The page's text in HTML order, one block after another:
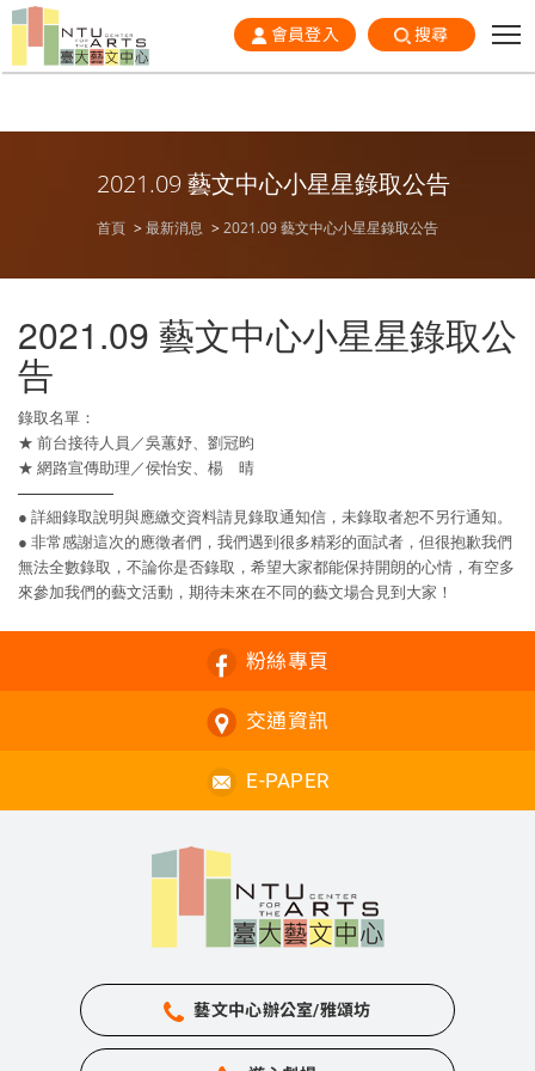
會員登入 搜尋
2021.09 藝文中心小星星錄取公告
首頁 最新消息 2021.09 藝文中心小星星錄取公告
2021.09 藝文中心小星星錄取公
告
錄取名單：
★ 前台接待人員／吳蕙妤、劉冠昀
★ 網路宣傳助理／侯怡安、楊 晴
────────
● 詳細錄取說明與應繳交資料請見錄取通知信，未錄取者恕不另行通知。
● 非常感謝這次的應徵者們，我們遇到很多精彩的面試者，但很抱歉我們
無法全數錄取，不論你是否錄取，希望大家都能保持開朗的心情，有空多
來參加我們的藝文活動，期待未來在不同的藝文場合見到大家！
粉絲專頁
交通資訊
E-PAPER
藝文中心辦公室/雅頌坊